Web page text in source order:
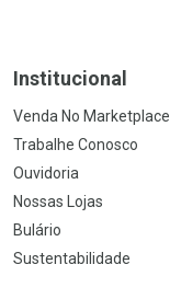
Institucional
Venda No Marketplace
Trabalhe Conosco
Ouvidoria
Nossas Lojas
Bulário
Sustentabilidade